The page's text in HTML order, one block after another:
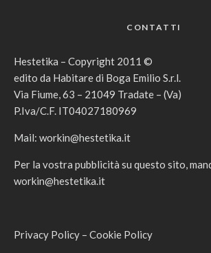
CONTATTI
Hestetika – Copyright 2011 ©
edito da Habitare di Boga Emilio S.r.l.
Via Fiume, 63 – 21049 Tradate – (Va)
P.Iva/C.F. IT04027180969
Mail: workin@hestetika.it
Per la vostra pubblicità su questo sito,
workin@hestetika.it
Privacy Policy – Cookie Policy